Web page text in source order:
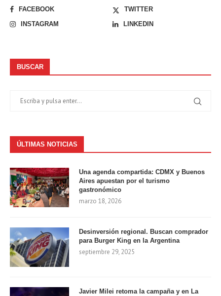
FACEBOOK
TWITTER
INSTAGRAM
LINKEDIN
BUSCAR
ÚLTIMAS NOTICIAS
Una agenda compartida: CDMX y Buenos
Aires apuestan por el turismo
gastronómico
marzo 18, 2026
Desinversión regional. Buscan comprador
para Burger King en la Argentina
septiembre 29, 2025
Javier Milei retoma la campaña y en La